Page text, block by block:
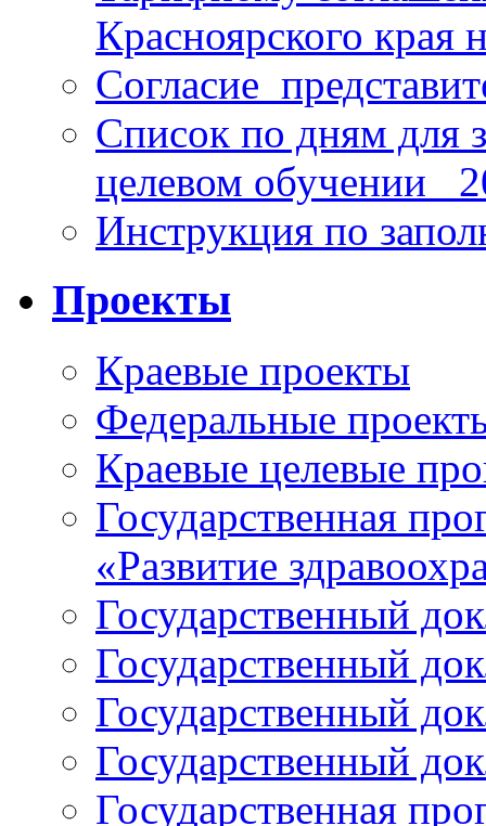
Красноярского края
Список по дням для
целевом обучении_
Инструкция по
Проекты
Краевые проекты
Федеральные
Краевые целевые
Государственная
«Развитие
Государственный
Государственный
Государственный
Государственный
Государственная